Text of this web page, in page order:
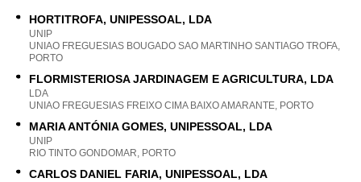
HORTITROFA, UNIPESSOAL, LDA
UNIP
UNIAO FREGUESIAS BOUGADO SAO MARTINHO SANTIAGO TROFA,
PORTO
FLORMISTERIOSA JARDINAGEM E AGRICULTURA, LDA
LDA
UNIAO FREGUESIAS FREIXO CIMA BAIXO AMARANTE, PORTO
MARIA ANTÓNIA GOMES, UNIPESSOAL, LDA
UNIP
RIO TINTO GONDOMAR, PORTO
CARLOS DANIEL FARIA, UNIPESSOAL, LDA